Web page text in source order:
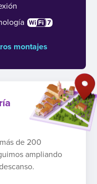
montajes
de 200
ampliando